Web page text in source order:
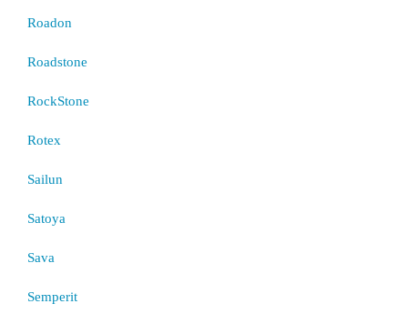
Roadon
Roadstone
RockStone
Rotex
Sailun
Satoya
Sava
Semperit